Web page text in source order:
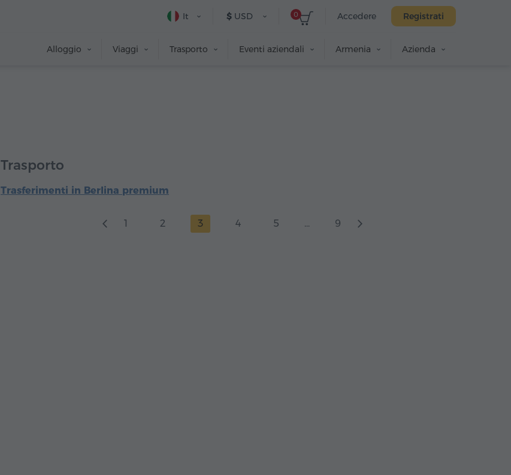
Accedere Registrati
0
$ USD
It
Alloggio Viaggi Trasporto Eventi aziendali Armenia Azienda
Trasporto
Trasferimenti in Berlina premium
1 2 3 4 5 ... 9